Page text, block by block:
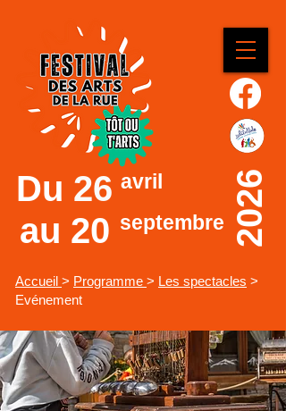
Du 26
au 20
avril
septembre 2026
Accueil > Programme > Les spectacles >
Evénement